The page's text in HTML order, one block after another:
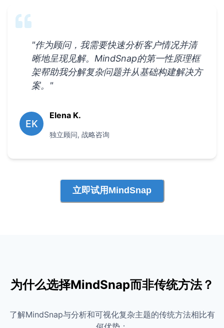
"作为顾问，我需要快速分析客户情况并清
晰地呈现见解。MindSnap的第一性原理框
架帮助我分解复杂问题并从基础构建解决方
案。 "
EK
Elena K.
独立顾问, 战略咨询
立即试用MindSnap
为什么选择MindSnap而非传统方法？
了解MindSnap与分析和可视化复杂主题的传统方法相比有